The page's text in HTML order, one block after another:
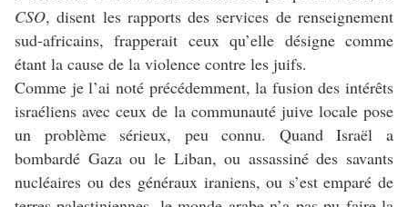
CSO, disent les rapports des services de renseignement
sud-africains, frapperait ceux qu’elle désigne comme
étant la cause de la violence contre les juifs.
Comme je l’ai noté précédemment, la fusion des intérêts
israéliens avec ceux de la communauté juive locale pose
un problème sérieux, peu connu. Quand Israël a
bombardé Gaza ou le Liban, ou assassiné des savants
nucléaires ou des généraux iraniens, ou s’est emparé de